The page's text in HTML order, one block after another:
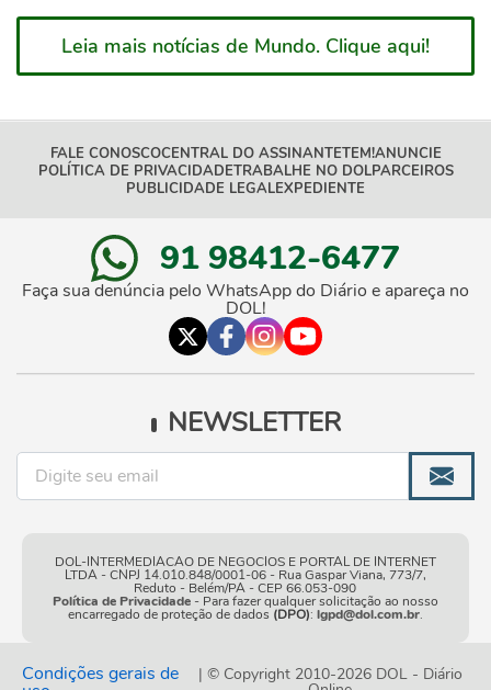
Leia mais notícias de Mundo. Clique aqui!
FALE CONOSCOCENTRAL DO ASSINANTETEM!ANUNCIE
POLÍTICA DE PRIVACIDADETRABALHE NO DOLPARCEIROS
PUBLICIDADE LEGALEXPEDIENTE
91 98412-6477
Faça sua denúncia pelo WhatsApp do Diário e apareça no
DOL!
NEWSLETTER
DOL-INTERMEDIACAO DE NEGOCIOS E PORTAL DE INTERNET
LTDA - CNPJ 14.010.848/0001-06 - Rua Gaspar Viana, 773/7,
Reduto - Belém/PA - CEP 66.053-090
Política de Privacidade- Para fazer qualquer solicitação ao nosso
encarregado de proteção de dados (DPO): lgpd@dol.com.br.
Condições gerais de | © Copyright 2010-2026 DOL - Diário